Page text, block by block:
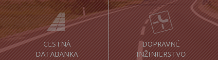
CESTNÁ
DATABANKA
DOPRAVNÉ
INŽINIERSTVO